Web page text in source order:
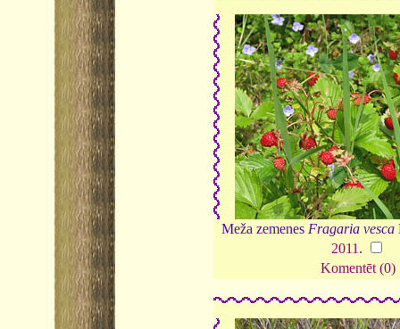
Meža zemenes Fragaria vesca
2011 .
Komentēt (0)